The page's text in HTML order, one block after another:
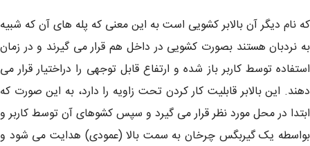
که نام دیگر آن بالابر کشویی است به این معنی که پله های آن که شبیه
به نردبان هستند بصورت کشویی در داخل هم قرار می گیرند و در زمان
استفاده توسط کاربر باز شده و ارتفاع قابل توجهی را دراختیار قرار می
دهند. این بالابر قابلیت کار کردن تحت زاویه را دارد، به این صورت که
ابتدا در محل مورد نظر قرار می گیرد و سپس کشوهای آن توسط کاربر و
بواسطه یک گیربگس چرخان به سمت بالا (عمودی) هدایت می شود و